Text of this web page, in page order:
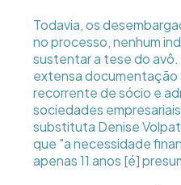
Todavia, os
no processo, nenhum
sustentar a tese do
extensa
recorrente de sócio e
sociedades
substituta Denise
que "a necessidade
apenas 11 anos [é]